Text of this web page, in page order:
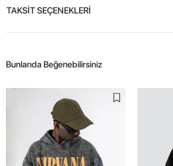
TAKSİT SEÇENEKLERİ
Bunlarıda Beğenebilirsiniz